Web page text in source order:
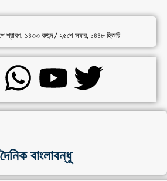
শ্রাবণ, ১৪৩৩ বঙ্গাব্দ / ২৫শে সফর, ১৪৪৮ হিজরি
দৈনিক বাংলাবন্ধু